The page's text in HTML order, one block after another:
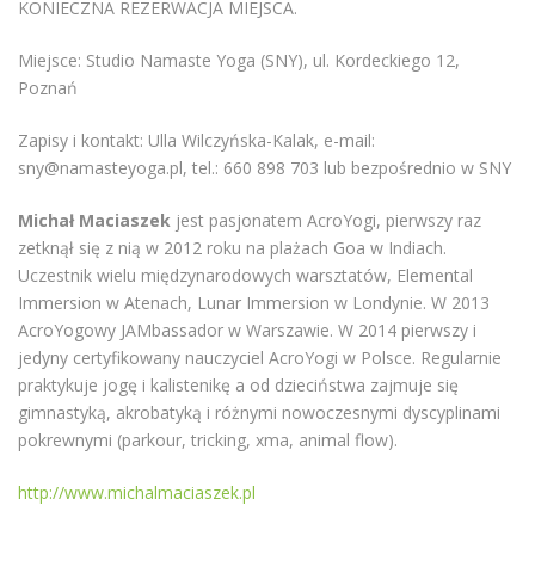
KONIECZNA REZERWACJA MIEJSCA.
Miejsce: Studio Namaste Yoga (SNY), ul. Kordeckiego 12,
Poznań
Zapisy i kontakt: Ulla Wilczyńska-Kalak, e-mail:
sny@namasteyoga.pl, tel.: 660 898 703 lub bezpośrednio w SNY
Michał Maciaszek jest pasjonatem AcroYogi, pierwszy raz
zetknął się z nią w 2012 roku na plażach Goa w Indiach.
Uczestnik wielu międzynarodowych warsztatów, Elemental
Immersion w Atenach, Lunar Immersion w Londynie. W 2013
AcroYogowy JAMbassador w Warszawie. W 2014 pierwszy i
jedyny certyfikowany nauczyciel AcroYogi w Polsce. Regularnie
praktykuje jogę i kalistenikę a od dzieciństwa zajmuje się
gimnastyką, akrobatyką i różnymi nowoczesnymi dyscyplinami
pokrewnymi (parkour, tricking, xma, animal flow).
http://www.michalmaciaszek.pl